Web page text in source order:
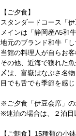
【ご夕食】
スタンダードコース「
メインは「静岡産A5和
地元のブランド和牛「
当館の料理人が自らお
その他、近海で獲れた
〆は、富嶽はなぶさ名
目でも舌でも季節を感
※ご夕食「伊豆会席
※連泊の場合は、２泊目
【ご朝食】15種類の小